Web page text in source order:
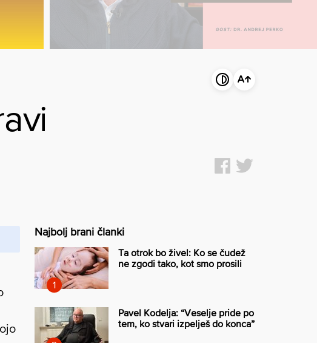
Najbolj brani članki
Ta otrok bo živel: Ko se čudež
ne zgodi tako, kot smo prosili
Pavel Kodelja: “Veselje pride po
tem, ko stvari izpelješ do konca”